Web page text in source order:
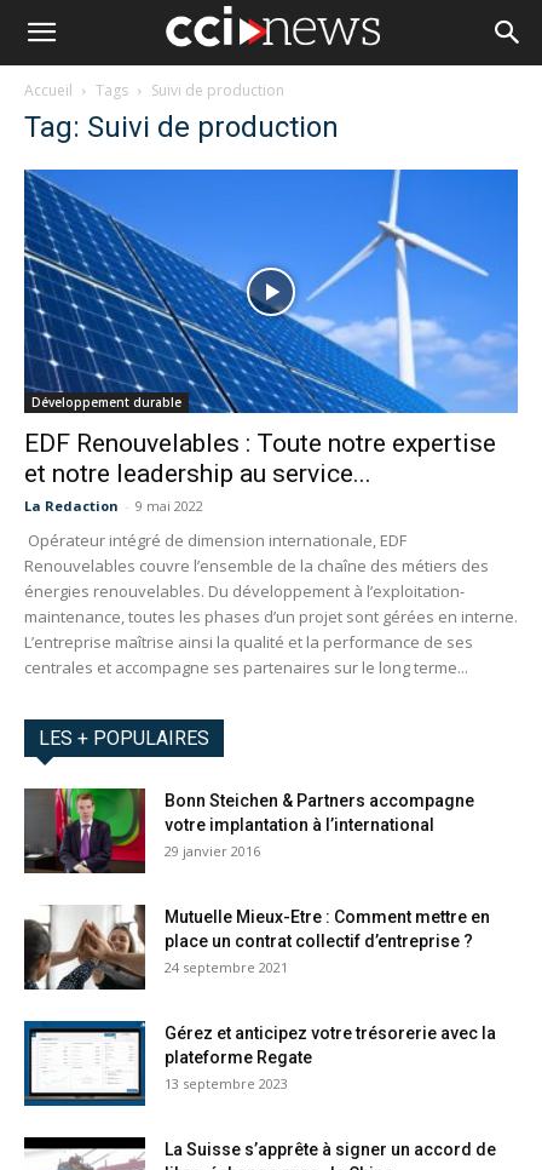
Accueil Tags Suivi de production
Tag: Suivi de production
Développement durable
EDF Renouvelables : Toute notre expertise
et notre leadership au service...
La Redaction - 9 mai 2022
Opérateur intégré de dimension internationale, EDF
Renouvelables couvre l’ensemble de la chaîne des métiers des
énergies renouvelables. Du développement à l’exploitation-
maintenance, toutes les phases d’un projet sont gérées en interne.
L’entreprise maîtrise ainsi la qualité et la performance de ses
centrales et accompagne ses partenaires sur le long terme...
LES + POPULAIRES
Bonn Steichen & Partners accompagne
votre implantation à l’international
29 janvier 2016
Mutuelle Mieux-Etre : Comment mettre en
place un contrat collectif d’entreprise ?
24 septembre 2021
Gérez et anticipez votre trésorerie avec la
plateforme Regate
13 septembre 2023
La Suisse s’apprête à signer un accord de